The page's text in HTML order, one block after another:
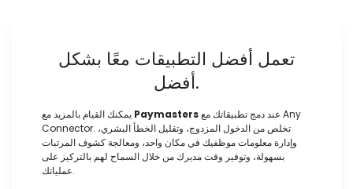
تعمل أفضل التطبيقات معًا بشكل
أفضل.
Paymastersعند دمج تطبيقاتك مع Any
Connector. تخلص من الدخول المزدوج، وتقليل الخطأ البشري،
وإدارة معلومات موظفيك في مكان واحد، ومعالجة كشوف المرتبات
بسهولة، وتوفير وقت مديرك من خلال السماح لهم بالتركيز على
عملياتك.